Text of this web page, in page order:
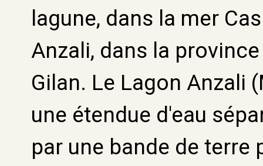
lagune, dans la mer
Anzali, dans la
Gilan. Le Lagon Anzali
une étendue d'eau
par une bande de terre